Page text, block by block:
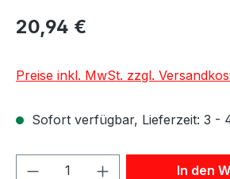
20,94 €
Preise inkl. MwSt. zzgl.
Sofort verfügbar, Lieferzeit: 3 -
Produkt Anzahl: GibIn den